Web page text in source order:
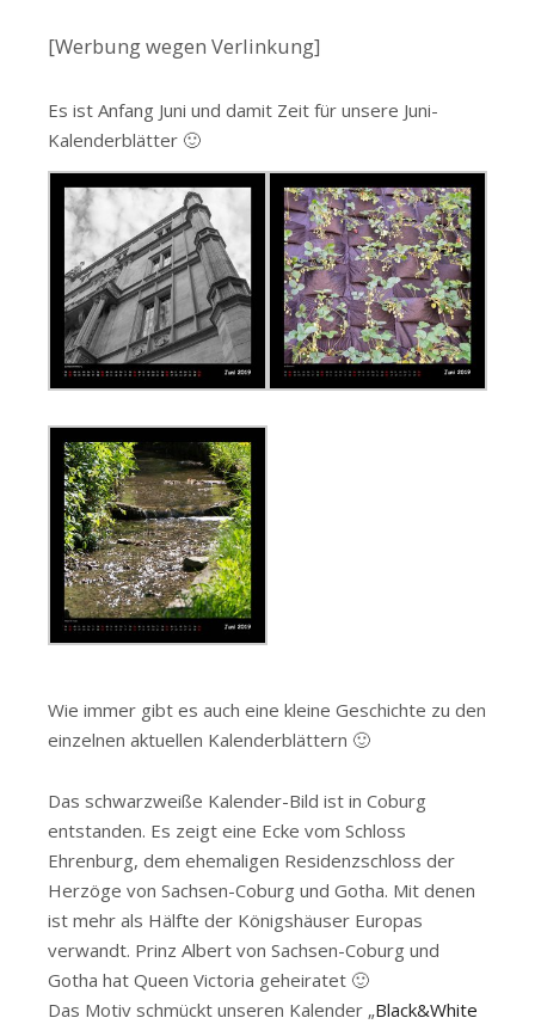
[Werbung wegen Verlinkung]
Es ist Anfang Juni und damit Zeit für unsere Juni-
Kalenderblätter 🙂
Wie immer gibt es auch eine kleine Geschichte zu den
einzelnen aktuellen Kalenderblättern 🙂
Das schwarzweiße Kalender-Bild ist in Coburg
entstanden. Es zeigt eine Ecke vom Schloss
Ehrenburg, dem ehemaligen Residenzschloss der
Herzöge von Sachsen-Coburg und Gotha. Mit denen
ist mehr als Hälfte der Königshäuser Europas
verwandt. Prinz Albert von Sachsen-Coburg und
Gotha hat Queen Victoria geheiratet 🙂
Das Motiv schmückt unseren Kalender „Black&White